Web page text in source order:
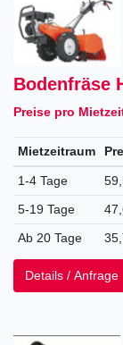
Bodenfräse
Preise pro
Mietzeitraum
1-4 Tage
5-19 Tage
Ab 20 Tage
Details / Anfrage